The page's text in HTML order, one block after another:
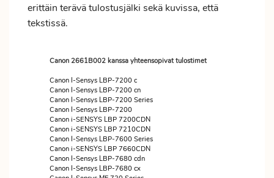
erittäin terävä tulostusjälki sekä kuvissa, että
tekstissä.
Canon 2661B002 kanssa yhteensopivat tulostimet
Canon I-Sensys LBP-7200 c
Canon I-Sensys LBP-7200 cn
Canon I-Sensys LBP-7200 Series
Canon I-Sensys LBP-7200
Canon i-SENSYS LBP 7200CDN
Canon i-SENSYS LBP 7210CDN
Canon I-Sensys LBP-7600 Series
Canon i-SENSYS LBP 7660CDN
Canon I-Sensys LBP-7680 cdn
Canon I-Sensys LBP-7680 cx